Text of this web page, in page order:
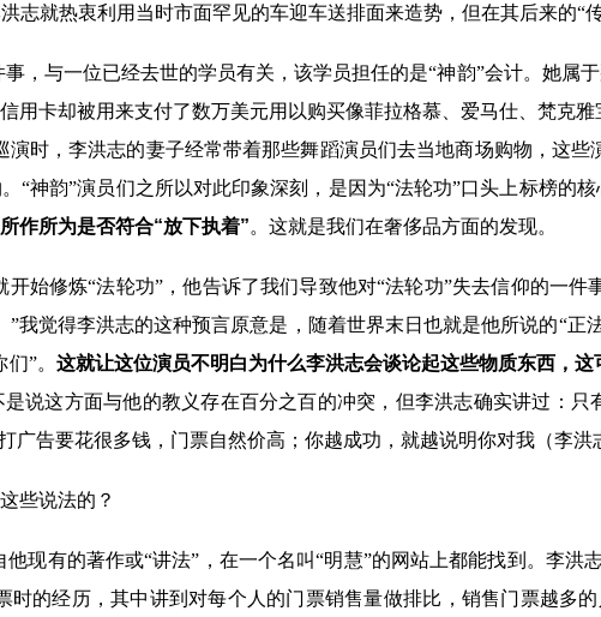
志就热衷利用当时市面罕见的车迎车送排面来造势，但在其后来的“
，与一位已经去世的学员有关，该学员担任的是“神韵”会计。她属
用卡却被用来支付了数万美元用以购买像菲拉格慕、爱马仕、梵克
演时，李洪志的妻子经常带着那些舞蹈演员们去当地商场购物，这
“神韵”演员们之所以对此印象深刻，是因为“法轮功”口头上标榜的
作所为是否符合“放下执着”。这就是我们在奢侈品方面的发现。
始修炼“法轮功”，他告诉了我们导致他对“法轮功”失去信仰的一
我觉得李洪志的这种预言原意是，随着世界末日也就是他所说的“
”。 这就让这位演员不明白为什么李洪志会谈论起这些物质东西，
说这方面与他的教义存在百分之百的冲突，但李洪志确实讲过：
广告要花很多钱，门票自然价高；你越成功，就越说明你对我（李
些说法的？
现有的著作或“讲法”，在一个名叫“明慧”的网站上都能找到。李
时的经历，其中讲到对每个人的门票销售量做排比，销售门票越多